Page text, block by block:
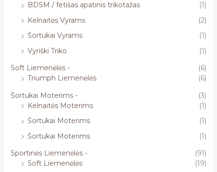
BDSM / fetišas apatinis trikotažas
(1)
Kelnaitės Vyrams
(2)
Šortukai Vyrams
(1)
Vyriški Triko
(1)
Soft Liemenėlės -
(6)
Triumph Liemenėlės
(6)
Šortukai Moterims -
(3)
Kelnaitės Moterims
(1)
Šortukai Moterims
(1)
Šortukai Moterims
(1)
Sportinės Liemenėlės -
(91)
Soft Liemenėlės
(19)